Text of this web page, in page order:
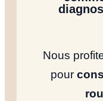
Nous
pour